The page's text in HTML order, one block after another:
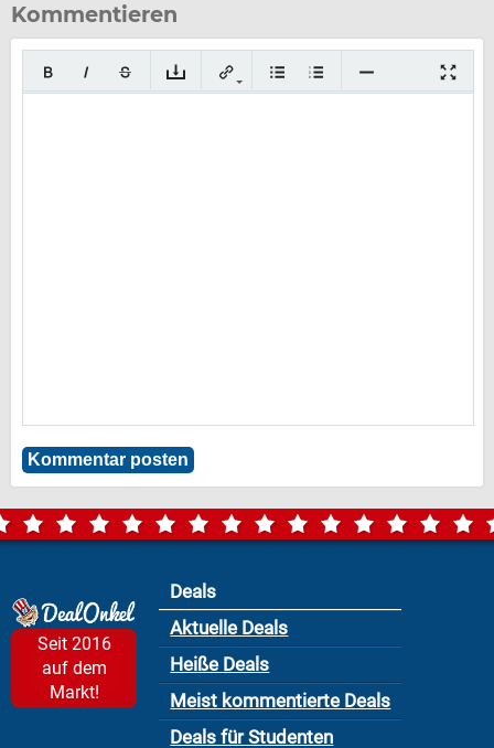
Kommentieren
Seit 2016
auf dem
Markt!
Deals
Aktuelle Deals
Heiße Deals
Meist kommentierte Deals
Deals für Studenten